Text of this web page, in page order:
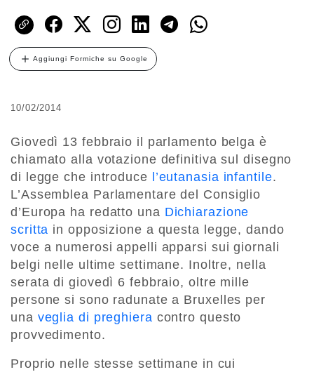
Aggiungi Formiche su Google
10/02/2014
Giovedì 13 febbraio il parlamento belga è
chiamato alla votazione definitiva sul disegno
di legge che introduce
l’eutanasia infantile.
L’Assemblea Parlamentare del Consiglio
d’Europa ha redatto una Dichiarazione
scritta in opposizione a questa legge, dando
voce a numerosi appelli apparsi sui giornali
belgi nelle ultime settimane. Inoltre, nella
serata di giovedì 6 febbraio, oltre mille
persone si sono radunate a Bruxelles per
una veglia di preghiera contro questo
provvedimento.
Proprio nelle stesse settimane in cui